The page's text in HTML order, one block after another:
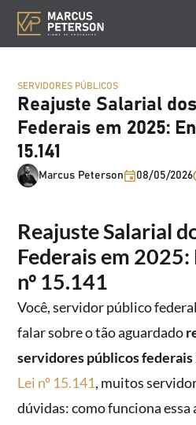
SERVIDORES PÚBLICOS
Reajuste Salarial
Federais em 2025:
15.141
Marcus Peterson 08/05/2026
Reajuste Salarial
Federais em 2025:
nº 15.141
Você, servidor público
falar sobre o tão aguardado
servidores públicos federais
Lei nº 15.141, muitos
dúvidas: como funciona essa